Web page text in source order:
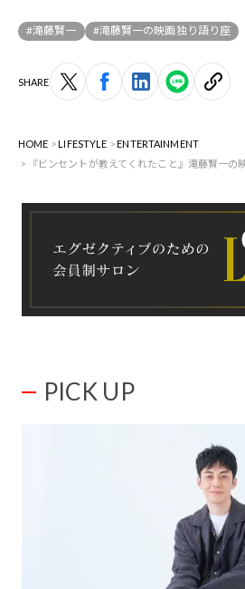
#滝藤賢一 #滝藤賢一の映画独り語り座
SHARE
HOME LIFESTYLE
ENTERTAINMENT
『ビンセントが教えてくれたこと』滝藤賢一の
PICK UP